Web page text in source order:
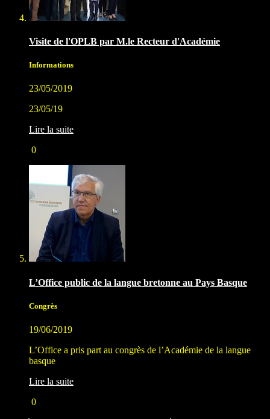
Visite de l'OPLB par M.le Recteur d'Académie
Informations
23/05/2019
23/05/19
Lire la suite
0
L’Office public de la langue bretonne au Pays Basque
Congrès
19/06/2019
L’Office a pris part au congrès de l’Académie de la langue
basque
Lire la suite
0